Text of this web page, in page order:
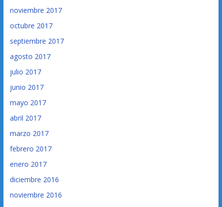
noviembre 2017
octubre 2017
septiembre 2017
agosto 2017
julio 2017
junio 2017
mayo 2017
abril 2017
marzo 2017
febrero 2017
enero 2017
diciembre 2016
noviembre 2016